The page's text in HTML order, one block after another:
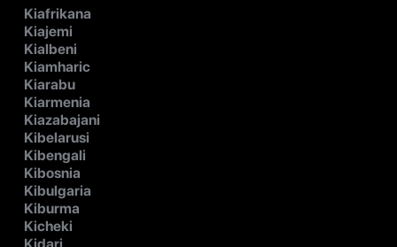
Kiafrikana
Kiajemi
Kialbeni
Kiamharic
Kiarabu
Kiarmenia
Kiazabajani
Kibelarusi
Kibengali
Kibosnia
Kibulgaria
Kiburma
Kicheki